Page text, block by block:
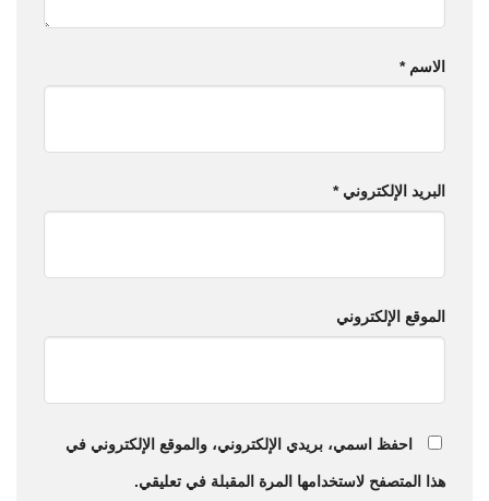
الاسم*
البريد الإلكتروني*
الموقع الإلكتروني
احفظ اسمي، بريدي الإلكتروني، والموقع الإلكتروني في
هذا المتصفح لاستخدامها المرة المقبلة في تعليقي.